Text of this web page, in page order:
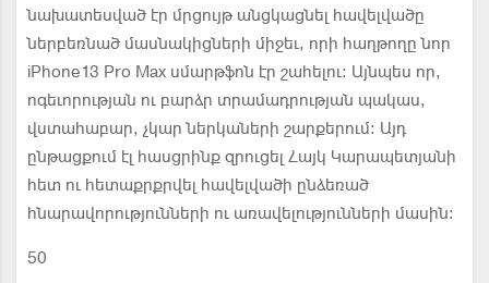
նախատեսված էր մրցույթ անցկացնել հավելվածը
ներբեռնած մասնակիցների միջեւ, որի հաղթողը նոր
iPhone13 Pro Max սմարթֆոն էր շահելու։ Այնպես որ,
ոգեւորության ու բարձր տրամադրության պակաս,
վստահաբար, չկար ներկաների շարքերում։ Այդ
ընթացքում էլ հասցրինք զրուցել Հայկ Կարապետյանի
հետ ու հետաքրքրվել հավելվածի ընձեռած
հնարավորությունների ու առավելությունների մասին:
50